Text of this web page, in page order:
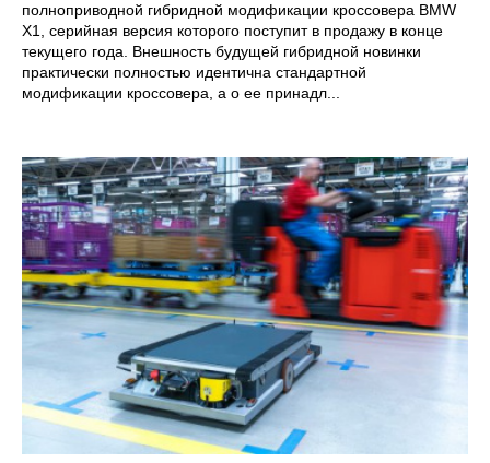
полноприводной гибридной модификации кроссовера BMW
X1, серийная версия которого поступит в продажу в конце
текущего года. Внешность будущей гибридной новинки
практически полностью идентична стандартной
модификации кроссовера, а о ее принадл...